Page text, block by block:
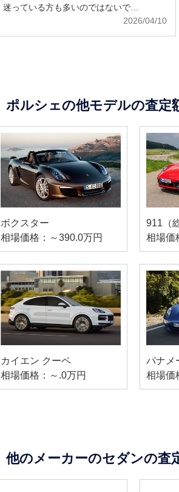
迷っている方も多いのではないで…
2026/04/10
ポルシェの他モデルの査定
ボクスター
相場価格：～390.0万円
911（
相場価
カイエン クーペ
相場価格：～.0万円
パナメ
相場価
他のメーカーのセダンの査